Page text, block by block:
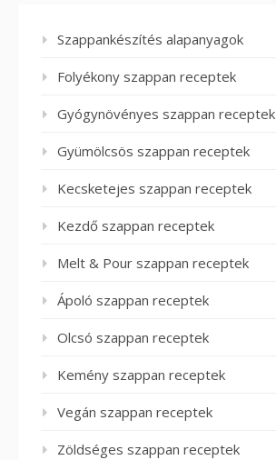
Szappankészítés alapanyagok
Folyékony szappan receptek
Gyógynövényes szappan receptek
Gyümölcsös szappan receptek
Kecsketejes szappan receptek
Kezdő szappan receptek
Melt & Pour szappan receptek
Ápoló szappan receptek
Olcsó szappan receptek
Kemény szappan receptek
Vegán szappan receptek
Zöldséges szappan receptek